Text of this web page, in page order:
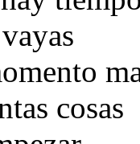
cosas